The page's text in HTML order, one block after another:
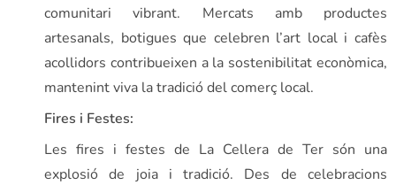
comunitari vibrant. Mercats amb productes
artesanals, botigues que celebren l’art local i cafès
acollidors contribueixen a la sostenibilitat econòmica,
mantenint viva la tradició del comerç local.
Fires i Festes:
Les fires i festes de La Cellera de Ter són una
explosió de joia i tradició. Des de celebracions